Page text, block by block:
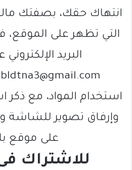
انتهاك حقك، بصفتك
التي تظهر على الموقع،
البريد
استخدام المواد، مع
وإرفاق تصوير للشاشة
على موقع
للاشتراك